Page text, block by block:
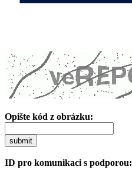
Opište kód z obrázku:
submit
ID pro komunikaci s podporou: